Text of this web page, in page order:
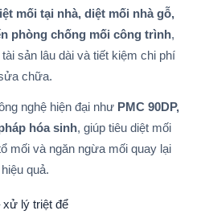
mối tại nhà, diệt mối nhà gỗ,
phòng chống mối công trình,
sản lâu dài và tiết kiệm chi phí
chữa.
nghệ hiện đại như PMC 90DP,
hóa sinh, giúp tiêu diệt mối
mối và ngăn ngừa mối quay lại
hiệu quả.
xử lý triệt để